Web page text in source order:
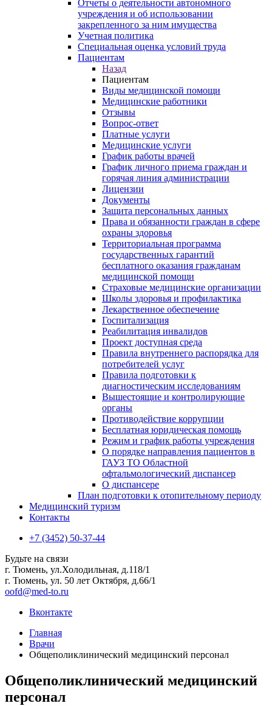
Отчеты о деятельности автономного
учреждения и об использовании
закрепленного за ним имущества
Учетная политика
Специальная оценка условий труда
Пациентам
Назад
Пациентам
Виды медицинской помощи
Медицинские работники
Отзывы
Вопрос-ответ
Платные услуги
Медицинские услуги
График работы врачей
График личного приема граждан и
горячая линия администрации
Лицензии
Документы
Защита персональных данных
Права и обязанности граждан в сфере
охраны здоровья
Территориальная программа
государственных гарантий
бесплатного оказания гражданам
медицинской помощи
Страховые медицинские организации
Школы здоровья и профилактика
Лекарственное обеспечение
Госпитализация
Реабилитация инвалидов
Проект доступная среда
Правила внутреннего распорядка для
потребителей услуг
Правила подготовки к
диагностическим исследованиям
Вышестоящие и контролирующие
органы
Противодействие коррупции
Бесплатная юридическая помощь
Режим и график работы учреждения
О порядке направления пациентов в
ГАУЗ ТО Областной
офтальмологический диспансер
О диспансере
План подготовки к отопительному периоду
Медицинский туризм
Контакты
+7 (3452) 50-37-44
Будьте на связи
г. Тюмень, ул.Холодильная, д.118/1
г. Тюмень, ул. 50 лет Октября, д.66/1
oofd@med-to.ru
Вконтакте
Главная
Врачи
Общеполиклинический медицинский персонал
Общеполиклинический медицинский
персонал